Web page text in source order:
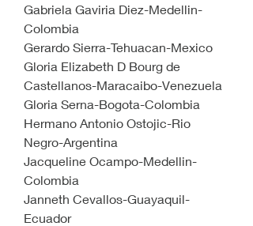
Gabriela Gaviria Diez-Medellin-
Colombia
Gerardo Sierra-Tehuacan-Mexico
Gloria Elizabeth D Bourg de
Castellanos-Maracaibo-Venezuela
Gloria Serna-Bogota-Colombia
Hermano Antonio Ostojic-Rio
Negro-Argentina
Jacqueline Ocampo-Medellin-
Colombia
Janneth Cevallos-Guayaquil-
Ecuador